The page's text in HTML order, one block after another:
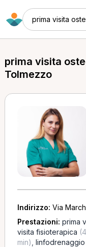
prima visita
prima visita
Tolmezzo
Indirizzo: Via
Prestazioni: prima
visita fisioterapica
min) linfodrenaggio